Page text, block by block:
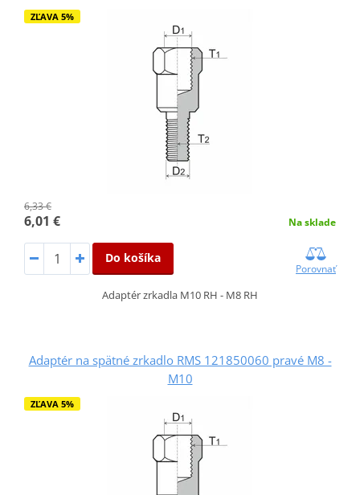
ZĽAVA 5%
6,33 €
6,01 € Na sklade
Do košíka
Porovnať
Adaptér zrkadla M10 RH - M8 RH
Adaptér na spätné zrkadlo RMS 121850060 pravé M8 -
M10
ZĽAVA 5%